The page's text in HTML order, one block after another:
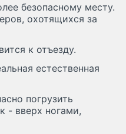
безопасному месту.
охотящихся за
к отъезду.
естественная
погрузить
- вверх ногами,